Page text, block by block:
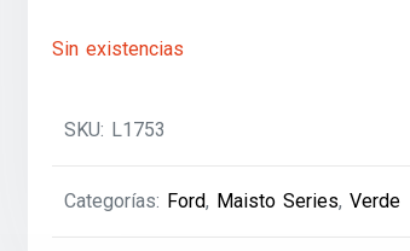
Sin existencias
SKU: L1753
Categorías: Ford, Maisto Series,Verde